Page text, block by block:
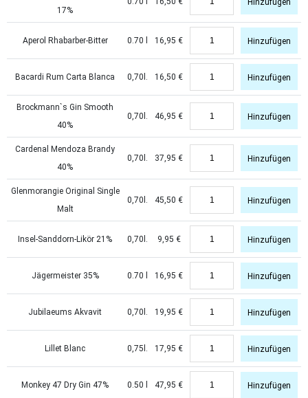
17%
Hinzufügen
Aperol Rhabarber-Bitter 0.70 l 16,95 € Hinzufügen
Bacardi Rum Carta Blanca 0,70l. 16,50 € Hinzufügen
Brockmann`s Gin Smooth
40%
0,70l. 46,95 € Hinzufügen
Cardenal Mendoza Brandy
40%
0,70l. 37,95 € Hinzufügen
Glenmorangie Original Single
Malt
0,70l. 45,50 € Hinzufügen
Insel-Sanddorn-Likör 21% 0,70l. 9,95 € Hinzufügen
Jägermeister 35% 0.70 l 16,95 € Hinzufügen
Jubilaeums Akvavit 0,70l. 19,95 € Hinzufügen
Lillet Blanc 0,75l. 17,95 € Hinzufügen
Monkey 47 Dry Gin 47% 0.50 l 47,95 € Hinzufügen